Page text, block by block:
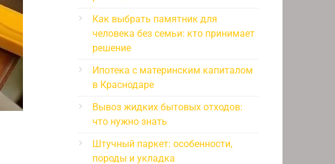
Как выбрать памятник для
человека без семьи: кто принимает
решение
Ипотека с материнским капиталом
в Краснодаре
Вывоз жидких бытовых отходов:
что нужно знать
Штучный паркет: особенности,
породы и укладка